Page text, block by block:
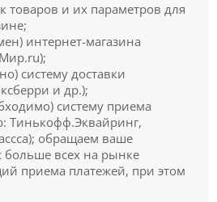
товаров и их параметров для
интернет-магазина
систему доставки
и др.);
систему приема
Тинькофф.Эквайринг,
обращаем ваше
больше всех на рынке
приема платежей, при этом